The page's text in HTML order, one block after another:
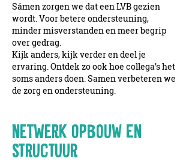
Sámen zorgen we dat een LVB gezien
wordt. Voor betere ondersteuning,
mindermisverstanden en meer begrip
over gedrag.
Kijk anders, kijk verder en deel je
ervaring. Ontdek zo ook hoe collega’s het
somsanders doen. Samen verbeteren we
de zorg en ondersteuning.
NETWERK opbouw en
structuur